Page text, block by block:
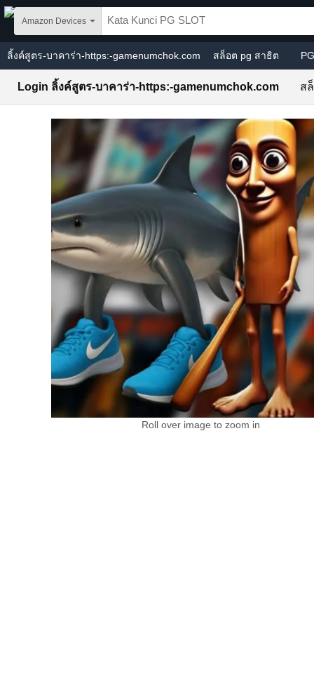
Skip to main content
Amazon Devices
ลิ้งค์สูตร-บาคาร่า-https:-gamenumchok.com สล็อต pg สาธิต
Login ลิ้งค์สูตร-บาคาร่า-https:-gamenumchok.com ส
Roll over image to zoom in